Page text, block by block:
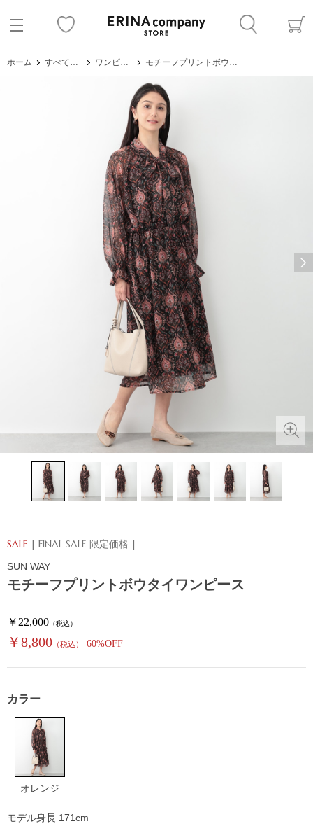
ホーム すべてのアイテム ワンピース・サロペット モチーフプリントボウタイワンピース
モチーフプリントボウタイワンピース
SALE | FINAL SALE 限定価格 |
￥22,000（税込）
￥8,800 （税込） 60%OFF
SUN WAY
カラー
オレンジ
モデル身長 171cm